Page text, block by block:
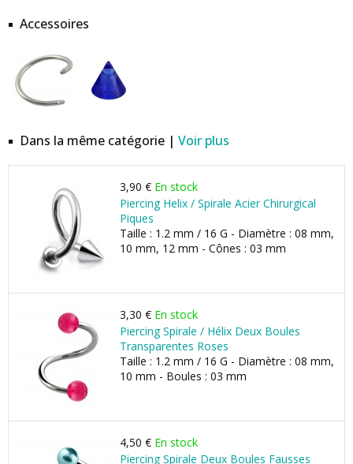
Accessoires
Dans la même catégorie | Voir plus
3,90 € En stock
Piercing Helix / Spirale Acier Chirurgical
Piques
Taille : 1.2 mm / 16 G - Diamètre : 08 mm,
10 mm, 12 mm - Cônes : 03 mm
3,30 € En stock
Piercing Spirale / Hélix Deux Boules
Transparentes Roses
Taille : 1.2 mm / 16 G - Diamètre : 08 mm,
10 mm - Boules : 03 mm
4,50 € En stock
Piercing Spirale Deux Boules Fausses